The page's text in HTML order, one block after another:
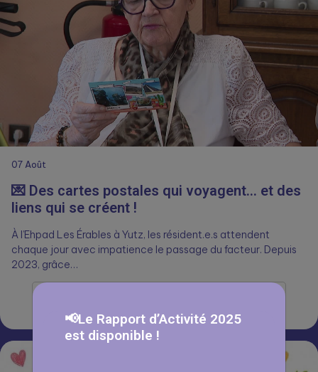
07 Août
💌 Des cartes postales qui voyagent… et des
liens qui se créent !
chaque jour avec impatience le passage du facteur. Depuis
2023, grâce…
📢Le Rapport d’Activité 2025
est disponible !